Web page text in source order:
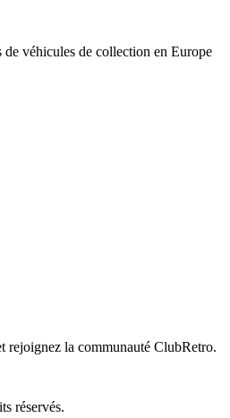
de véhicules de collection en Europe
rejoignez la communauté ClubRetro.
réservés.